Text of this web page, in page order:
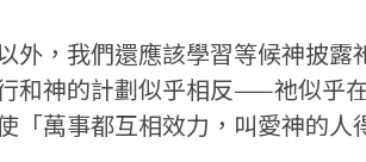
外，我們還應該學習等候神披
和神的計劃似乎相反——祂似乎
「萬事都互相效力，叫愛神的人